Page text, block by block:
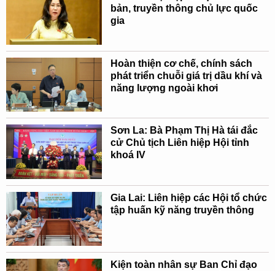
bản, truyền thông chủ lực quốc
gia
Hoàn thiện cơ chế, chính sách
phát triển chuỗi giá trị dầu khí và
năng lượng ngoài khơi
Sơn La: Bà Phạm Thị Hà tái đắc
cử Chủ tịch Liên hiệp Hội tỉnh
khoá IV
Gia Lai: Liên hiệp các Hội tổ chức
tập huấn kỹ năng truyền thông
Kiện toàn nhân sự Ban Chỉ đạo